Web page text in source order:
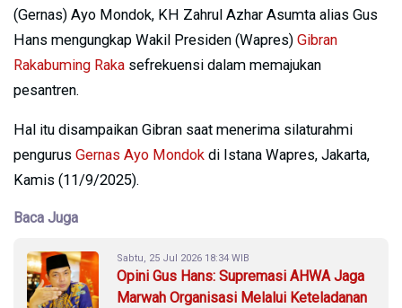
(Gernas) Ayo Mondok, KH Zahrul Azhar Asumta alias Gus
Hans mengungkap Wakil Presiden (Wapres) Gibran
Rakabuming Raka sefrekuensi dalam memajukan
pesantren.
Hal itu disampaikan Gibran saat menerima silaturahmi
pengurus Gernas Ayo Mondok di Istana Wapres, Jakarta,
Kamis (11/9/2025).
Baca Juga
Sabtu, 25 Jul 2026 18:34 WIB
Opini Gus Hans: Supremasi AHWA Jaga
Marwah Organisasi Melalui Keteladanan